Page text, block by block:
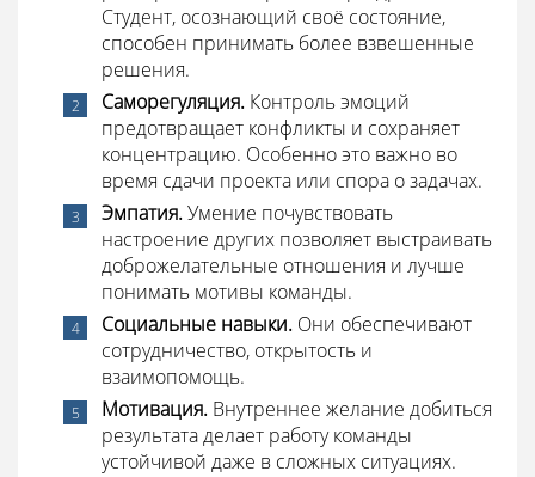
Студент, осознающий своё состояние,
способен принимать более взвешенные
решения.
Саморегуляция. Контроль эмоций
предотвращает конфликты и сохраняет
концентрацию. Особенно это важно во
время сдачи проекта или спора о задачах.
Эмпатия.Умение почувствовать
настроение других позволяет выстраивать
доброжелательные отношения и лучше
понимать мотивы команды.
Социальные навыки. Они обеспечивают
сотрудничество, открытость и
взаимопомощь.
Мотивация. Внутреннее желание добиться
результата делает работу команды
устойчивой даже в сложных ситуациях.